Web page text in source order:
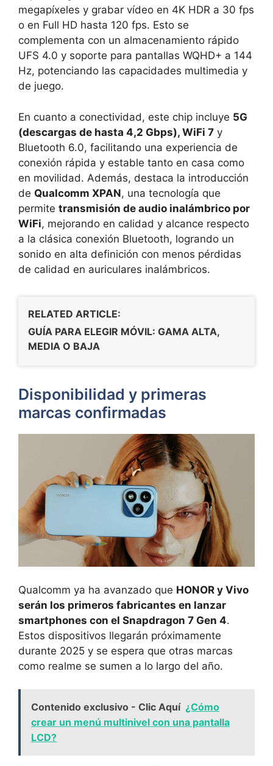
megapíxeles y grabar vídeo en 4K HDR a 30 fps
o en Full HD hasta 120 fps. Esto se
complementa con un almacenamiento rápido
UFS 4.0 y soporte para pantallas WQHD+ a 144
Hz, potenciando las capacidades multimedia y
de juego.
En cuanto a conectividad, este chip incluye 5G
(descargas de hasta 4,2 Gbps), WiFi 7 y
Bluetooth 6.0, facilitando una experiencia de
conexión rápida y estable tanto en casa como
en movilidad. Además, destaca la introducción
de Qualcomm XPAN, una tecnología que
permite transmisión de audio inalámbrico por
WiFi, mejorando en calidad y alcance respecto
a la clásica conexión Bluetooth, logrando un
sonido en alta definición con menos pérdidas
de calidad en auriculares inalámbricos.
RELATED ARTICLE:
GUÍA PARA ELEGIR MÓVIL: GAMA ALTA,
MEDIA O BAJA
Disponibilidad y primeras
marcas confirmadas
Qualcomm ya ha avanzado que HONOR y Vivo
serán los primeros fabricantes en lanzar
smartphones con el Snapdragon 7 Gen 4.
Estos dispositivos llegarán próximamente
durante 2025 y se espera que otras marcas
como realme se sumen a lo largo del año.
Contenido exclusivo - Clic Aquí ¿Cómo
crear un menú multinivel con una pantalla
LCD?